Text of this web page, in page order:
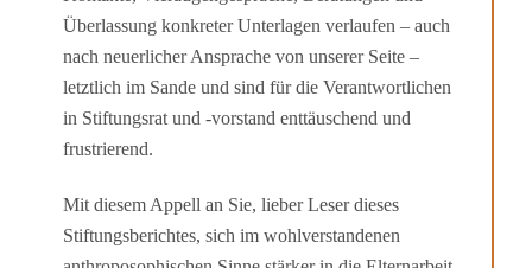
Überlassung konkreter Unterlagen verlaufen – auch
nach neuerlicher Ansprache von unserer Seite –
letztlich im Sande und sind für die Verantwortlichen
in Stiftungsrat und -vorstand enttäuschend und
frustrierend.
Mit diesem Appell an Sie, lieber Leser dieses
Stiftungsberichtes, sich im wohlverstan­denen